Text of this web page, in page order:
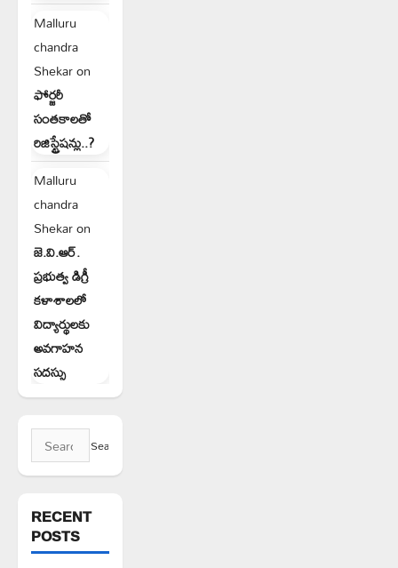
Malluru
chandra
Shekaron
ఫోర్జరీ
సంతకాలతో
రిజిస్ట్రేషన్లు..?
Malluru
chandra
Shekaron
జె.వి.ఆర్.
ప్రభుత్వ డిగ్రీ
కళాశాలలో
విద్యార్థులకు
అవగాహన
సదస్సు
Search
for:
RECENT
POSTS